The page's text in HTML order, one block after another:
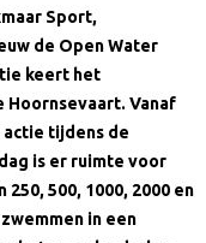
Sport,
de Open Water
keert het
Vanaf
actie tijdens de
is er ruimte voor
500, 1000, 2000 en
in een